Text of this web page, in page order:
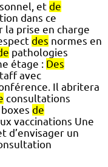
et de
dans ce
la prise en charge
des normes en
pathologies
étage : Des
avec
Il abritera
consultations
de
vaccinations Une
d’envisager un